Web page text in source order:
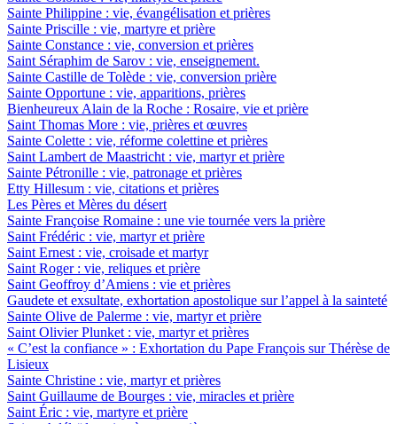
Sainte Philippine : vie, évangélisation et prières
Sainte Priscille : vie, martyre et prière
Sainte Constance : vie, conversion et prières
Saint Séraphim de Sarov : vie, enseignement.
Sainte Castille de Tolède : vie, conversion prière
Sainte Opportune : vie, apparitions, prières
Bienheureux Alain de la Roche : Rosaire, vie et prière
Saint Thomas More : vie, prières et œuvres
Sainte Colette : vie, réforme colettine et prières
Saint Lambert de Maastricht : vie, martyr et prière
Sainte Pétronille : vie, patronage et prières
Etty Hillesum : vie, citations et prières
Les Pères et Mères du désert
Sainte Françoise Romaine : une vie tournée vers la prière
Saint Frédéric : vie, martyr et prière
Saint Ernest : vie, croisade et martyr
Saint Roger : vie, reliques et prière
Saint Geoffroy d’Amiens : vie et prières
Gaudete et exsultate, exhortation apostolique sur l’appel à la sainteté
Sainte Olive de Palerme : vie, martyr et prière
Saint Olivier Plunket : vie, martyr et prières
« C’est la confiance » : Exhortation du Pape François sur Thérèse de
Lisieux
Sainte Christine : vie, martyr et prières
Saint Guillaume de Bourges : vie, miracles et prière
Saint Éric : vie, martyre et prière